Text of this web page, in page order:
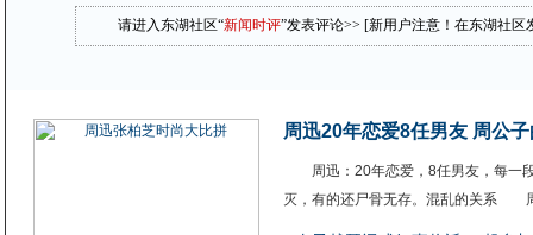
请进入东湖社区“新闻时评”发表评论>> [新用户注意！在东湖社区